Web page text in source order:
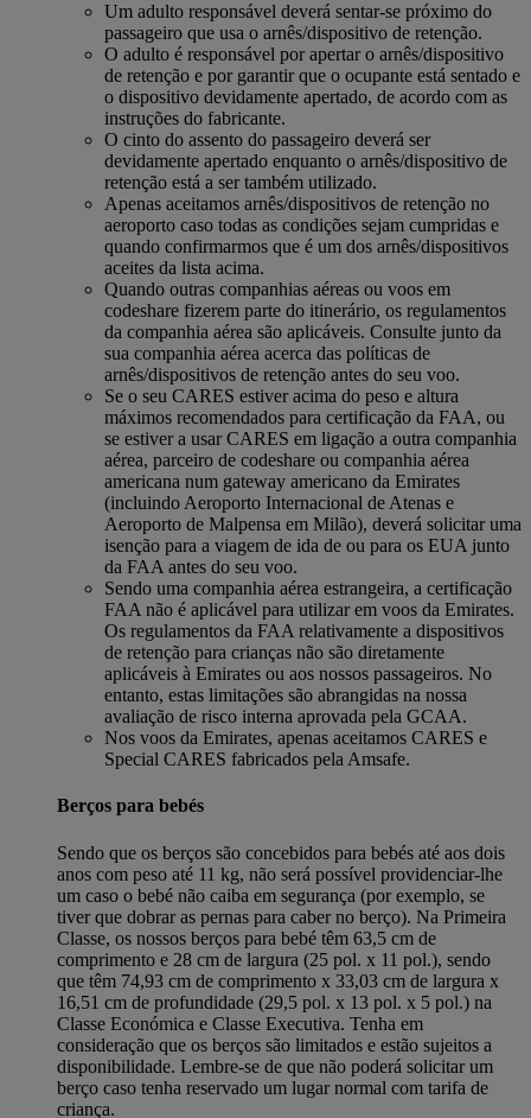
Um adulto responsável deverá sentar-se próximo do
passageiro que usa o arnês/dispositivo de retenção.
O adulto é responsável por apertar o arnês/dispositivo
de retenção e por garantir que o ocupante está sentado e
o dispositivo devidamente apertado, de acordo com as
instruções do fabricante.
O cinto do assento do passageiro deverá ser
devidamente apertado enquanto o arnês/dispositivo de
retenção está a ser também utilizado.
Apenas aceitamos arnês/dispositivos de retenção no
aeroporto caso todas as condições sejam cumpridas e
quando confirmarmos que é um dos arnês/dispositivos
aceites da lista acima.
Quando outras companhias aéreas ou voos em
codeshare fizerem parte do itinerário, os regulamentos
da companhia aérea são aplicáveis. Consulte junto da
sua companhia aérea acerca das políticas de
arnês/dispositivos de retenção antes do seu voo.
Se o seu CARES estiver acima do peso e altura
máximos recomendados para certificação da FAA, ou
se estiver a usar CARES em ligação a outra companhia
aérea, parceiro de codeshare ou companhia aérea
americana num gateway americano da Emirates
(incluindo Aeroporto Internacional de Atenas e
Aeroporto de Malpensa em Milão), deverá solicitar uma
isenção para a viagem de ida de ou para os EUA junto
da FAA antes do seu voo.
Sendo uma companhia aérea estrangeira, a certificação
FAA não é aplicável para utilizar em voos da Emirates.
Os regulamentos da FAA relativamente a dispositivos
de retenção para crianças não são diretamente
aplicáveis à Emirates ou aos nossos passageiros. No
entanto, estas limitações são abrangidas na nossa
avaliação de risco interna aprovada pela GCAA.
Nos voos da Emirates, apenas aceitamos CARES e
Special CARES fabricados pela Amsafe.
Berços para bebés
Sendo que os berços são concebidos para bebés até aos dois
anos com peso até 11 kg, não será possível providenciar-lhe
um caso o bebé não caiba em segurança (por exemplo, se
tiver que dobrar as pernas para caber no berço). Na Primeira
Classe, os nossos berços para bebé têm 63,5 cm de
comprimento e 28 cm de largura (25 pol. x 11 pol.), sendo
que têm 74,93 cm de comprimento x 33,03 cm de largura x
16,51 cm de profundidade (29,5 pol. x 13 pol. x 5 pol.) na
Classe Económica e Classe Executiva. Tenha em
consideração que os berços são limitados e estão sujeitos a
disponibilidade. Lembre-se de que não poderá solicitar um
berço caso tenha reservado um lugar normal com tarifa de
criança.